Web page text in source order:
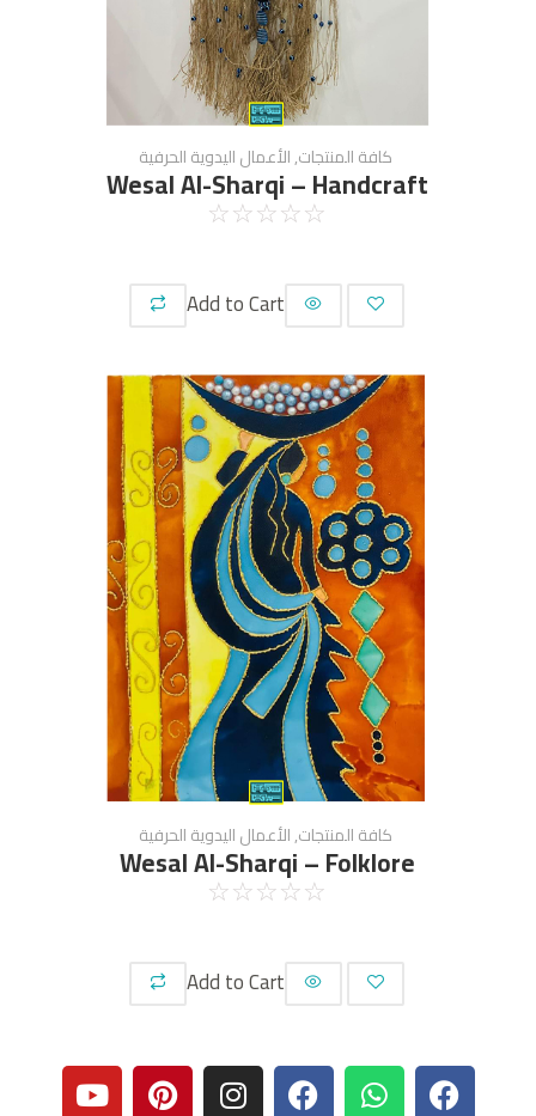
كافة المنتجات,الأعمال اليدوية الحرفية
Wesal Al-Sharqi – Handcraft
☆
☆
☆
☆
☆
Add to Cart
كافة المنتجات,الأعمال اليدوية الحرفية
Wesal Al-Sharqi – Folklore
☆
☆
☆
☆
☆
Add to Cart